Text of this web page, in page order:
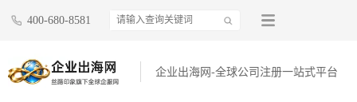
400-680-8581
企业出海网-全球公司注册一站式平台